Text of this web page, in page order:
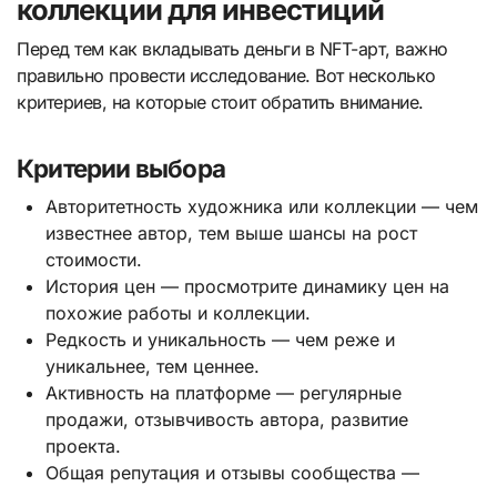
коллекции для инвестиций
Перед тем как вкладывать деньги в NFT-арт, важно
правильно провести исследование. Вот несколько
критериев, на которые стоит обратить внимание.
Критерии выбора
Авторитетность художника или коллекции — чем
известнее автор, тем выше шансы на рост
стоимости.
История цен — просмотрите динамику цен на
похожие работы и коллекции.
Редкость и уникальность — чем реже и
уникальнее, тем ценнее.
Активность на платформе — регулярные
продажи, отзывчивость автора, развитие
проекта.
Общая репутация и отзывы сообщества —